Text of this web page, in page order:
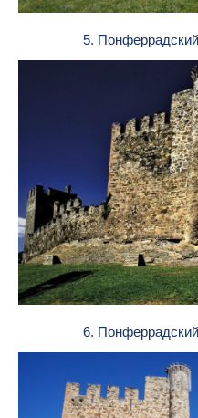
5.
6.